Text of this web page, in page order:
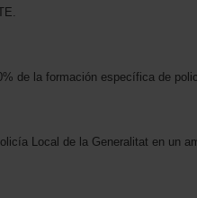
de la formación específica de
Local de la Generalitat en un